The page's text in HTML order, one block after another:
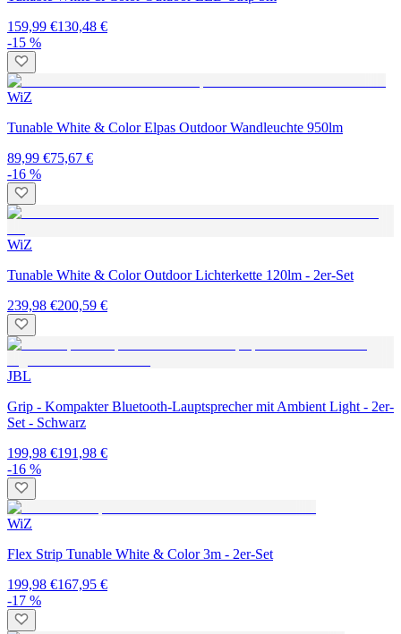
159,99 €130,48 €
-15 %
WiZ
Tunable White & Color Elpas Outdoor Wandleuchte 950lm
89,99 €75,67 €
-16 %
WiZ
Tunable White & Color Outdoor Lichterkette 120lm - 2er-Set
239,98 €200,59 €
JBL
Grip - Kompakter Bluetooth-Lauptsprecher mit Ambient Light - 2er-
Set - Schwarz
199,98 €191,98 €
-16 %
WiZ
Flex Strip Tunable White & Color 3m - 2er-Set
199,98 €167,95 €
-17 %